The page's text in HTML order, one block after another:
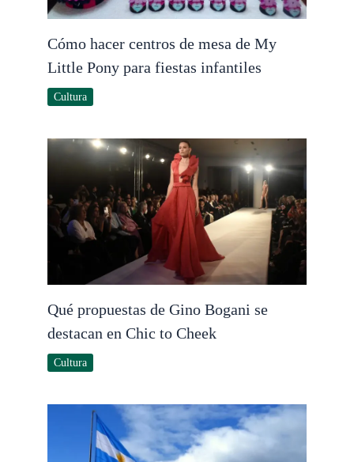
Cómo hacer centros de mesa de My
Little Pony para fiestas infantiles
Cultura
Qué propuestas de Gino Bogani se
destacan en Chic to Cheek
Cultura